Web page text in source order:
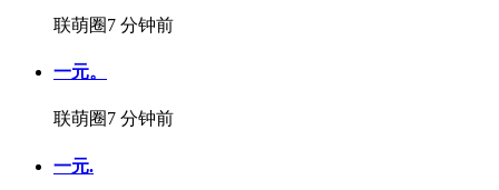
联萌圈7 分钟前
一元。
联萌圈7 分钟前
一元.